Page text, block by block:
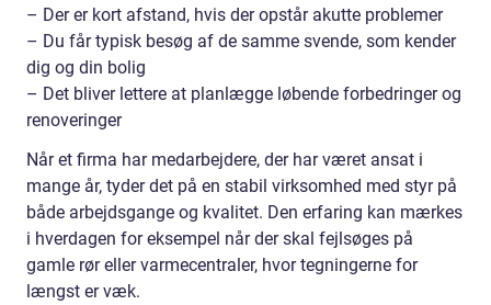
– Der er kort afstand, hvis der opstår akutte problemer
– Du får typisk besøg af de samme svende, som kender
dig og din bolig
– Det bliver lettere at planlægge løbende forbedringer og
renoveringer
Når et firma har medarbejdere, der har været ansat i
mange år, tyder det på en stabil virksomhed med styr på
både arbejdsgange og kvalitet. Den erfaring kan mærkes
i hverdagen for eksempel når der skal fejlsøges på
gamle rør eller varmecentraler, hvor tegningerne for
længst er væk.